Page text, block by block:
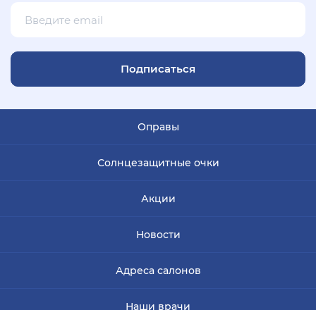
Подписаться
Оправы
Солнцезащитные очки
Акции
Новости
Адреса салонов
Наши врачи